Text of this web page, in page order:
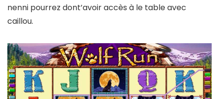
nenni pourrez dont’avoir accès à le table avec
caillou.